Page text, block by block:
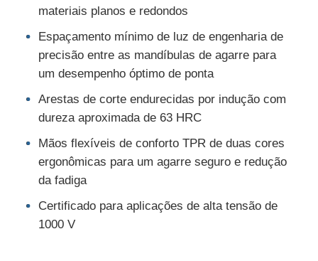
Triturador de fibras ópticas
alicates de friso
Máquinas e aparelhos de limpeza
Ferramentas isoladas
materiais planos e redondos
Espaçamento mínimo de luz de engenharia de
precisão entre as mandíbulas de agarre para
um desempenho óptimo de ponta
Arestas de corte endurecidas por indução com
dureza aproximada de 63 HRC
Mãos flexíveis de conforto TPR de duas cores
ergonômicas para um agarre seguro e redução
da fadiga
Certificado para aplicações de alta tensão de
1000 V